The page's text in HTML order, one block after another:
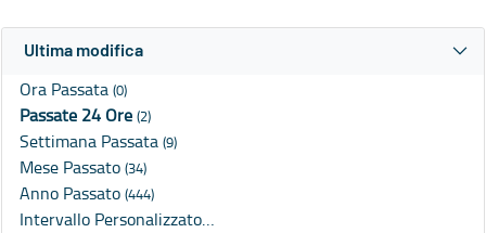
Ultima modifica
Ora Passata (0)
Passate 24 Ore (2)
Settimana Passata (9)
Mese Passato (34)
Anno Passato (444)
Intervallo Personalizzato…